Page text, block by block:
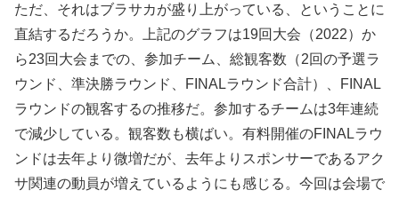
ただ、それはブラサカが盛り上がっている、ということに
直結するだろうか。上記のグラフは19回大会（2022）か
ら23回大会までの、参加チーム、総観客数（2回の予選ラ
ウンド、準決勝ラウンド、FINALラウンド合計）、FINAL
ラウンドの観客するの推移だ。参加するチームは3年連続
で減少している。観客数も横ばい。有料開催のFINALラウ
ンドは去年より微増だが、去年よりスポンサーであるアク
サ関連の動員が増えているようにも感じる。今回は会場で